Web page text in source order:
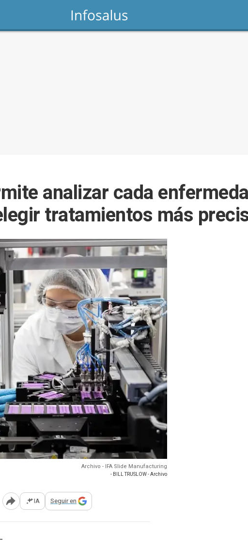
analizar cada
tratamientos más
Archivo - IFA Slide Manufacturing
- BILL TRUSLOW - Archivo
Abrir opciones para compartir
IA Seguir en